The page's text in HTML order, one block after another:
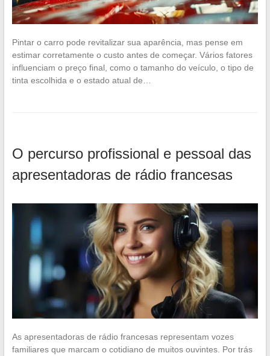
Pintar o carro pode revitalizar sua aparência, mas pense em
estimar corretamente o custo antes de começar. Vários fatores
influenciam o preço final, como o tamanho do veículo, o tipo de
tinta escolhida e o estado atual de…
O percurso profissional e pessoal das
apresentadoras de rádio francesas
As apresentadoras de rádio francesas representam vozes
familiares que marcam o cotidiano de muitos ouvintes. Por trás